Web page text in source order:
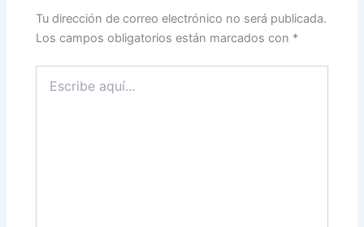
Tu dirección de correo electrónico no será publicada.
Los campos obligatorios están marcados con *
aquí...